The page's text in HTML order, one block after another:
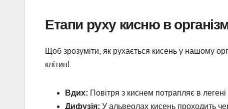
Етапи руху кисню в
Щоб зрозуміти, як рухається кисень у нашому
клітин!
Вдих: Повітря з киснем потрапляє в
Дифузія: У альвеолах кисень проходить